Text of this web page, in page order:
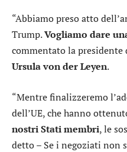
“Abbiamo preso atto
Trump.Vogliamo dare
commentato la presidente
Ursula von der Leyen.
“Mentre finalizzeremo
dell’UE, che hanno
nostri Stati membri, le
detto – Se i negoziati non